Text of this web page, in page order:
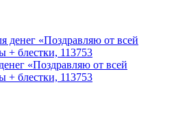
«Поздравляю от всей
+ блестки, 113753